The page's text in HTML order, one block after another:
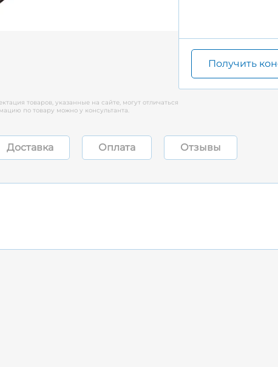
товаров, указанные на сайте, могут отличаться
по товару можно у консультанта.
Получить
Доставка Оплата Отзывы